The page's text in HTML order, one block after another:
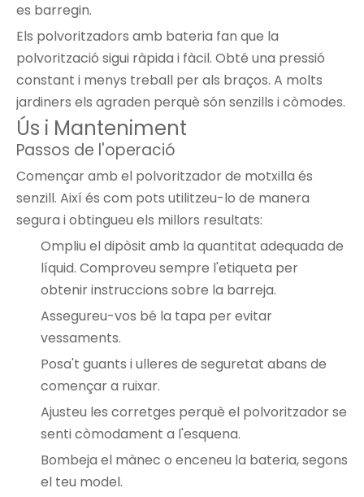
es barregin.
Els polvoritzadors amb bateria fan que la
polvorització sigui ràpida i fàcil. Obté una pressió
constant i menys treball per als braços. A molts
jardiners els agraden perquè són senzills i còmodes.
Ús i Manteniment
Passos de l'operació
Començar amb el polvoritzador de motxilla és
senzill. Així és com pots utilitzeu-lo de manera
segura i obtingueu els millors resultats:
Ompliu el dipòsit amb la quantitat adequada de
líquid. Comproveu sempre l'etiqueta per
obtenir instruccions sobre la barreja.
Assegureu-vos bé la tapa per evitar
vessaments.
Posa't guants i ulleres de seguretat abans de
començar a ruixar.
Ajusteu les corretges perquè el polvoritzador se
senti còmodament a l'esquena.
Bombeja el mànec o enceneu la bateria,segons
el teu model.